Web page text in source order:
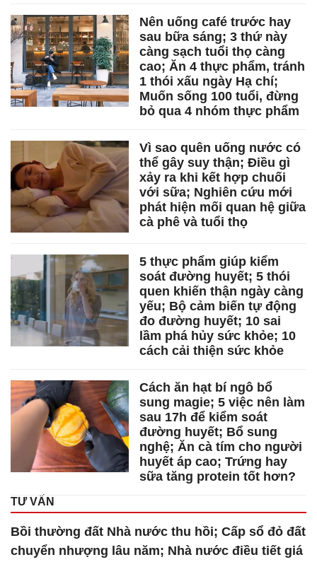
Nên uống café trước hay
sau bữa sáng; 3 thứ này
càng sạch tuổi thọ càng
cao; Ăn 4 thực phẩm, tránh
1 thói xấu ngày Hạ chí;
Muốn sống 100 tuổi, đừng
bỏ qua 4 nhóm thực phẩm
Vì sao quên uống nước có
thể gây suy thận; Điều gì
xảy ra khi kết hợp chuối
với sữa; Nghiên cứu mới
phát hiện mối quan hệ giữa
cà phê và tuổi thọ
5 thực phẩm giúp kiểm
soát đường huyết; 5 thói
quen khiến thận ngày càng
yếu; Bộ cảm biến tự động
đo đường huyết; 10 sai
lầm phá hủy sức khỏe; 10
cách cải thiện sức khỏe
Cách ăn hạt bí ngô bổ
sung magie; 5 việc nên làm
sau 17h để kiểm soát
đường huyết; Bổ sung
nghệ; Ăn cà tím cho người
huyết áp cao; Trứng hay
sữa tăng protein tốt hơn?
TƯ VẤN
Bồi thường đất Nhà nước thu hồi; Cấp sổ đỏ đất
chuyển nhượng lâu năm; Nhà nước điều tiết giá